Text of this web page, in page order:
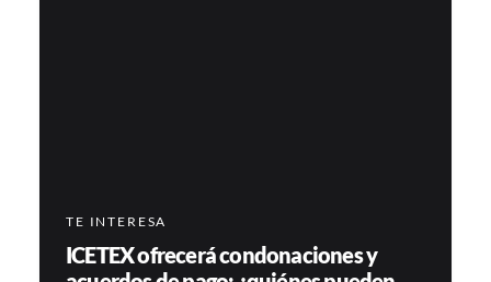
TE INTERESA
ICETEX ofrecerá condonaciones y